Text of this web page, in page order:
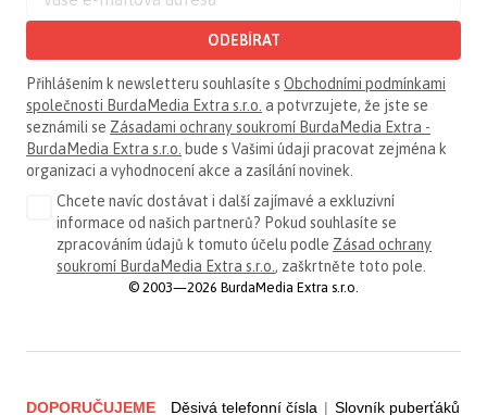
ODEBÍRAT
Přihlášením k newsletteru souhlasíte s Obchodními podmínkami
společnosti BurdaMedia Extra s.r.o. a potvrzujete, že jste se
seznámili se Zásadami ochrany soukromí BurdaMedia Extra -
BurdaMedia Extra s.r.o. bude s Vašimi údaji pracovat zejména k
organizaci a vyhodnocení akce a zasílání novinek.
Chcete navíc dostávat i další zajímavé a exkluzivní
informace od našich partnerů? Pokud souhlasíte se
zpracováním údajů k tomuto účelu podle Zásad ochrany
soukromí BurdaMedia Extra s.r.o., zaškrtněte toto pole.
© 2003—2026 BurdaMedia Extra s.r.o.
DOPORUČUJEME Děsivá telefonní čísla | Slovník puberťáků